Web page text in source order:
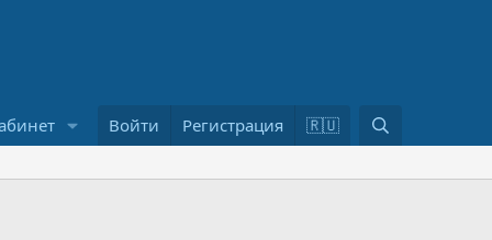
Войти Регистрация 🇷🇺
о